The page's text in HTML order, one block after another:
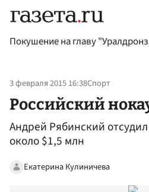
Покушение на главу
3 февраля 2015 16:38Спорт
Российский
Андрей Рябинский
около $1,5 млн
Екатерина Кулиничева